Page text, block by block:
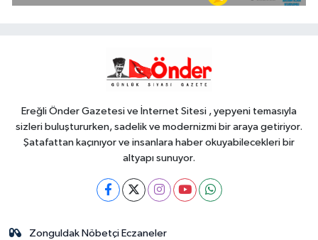
17:06
Türkiye'nin İç Denetim Direktörü
Ereğli Önder Gazetesi ve İnternet Sitesi , yepyeni temasıyla
sizleri buluştururken, sadelik ve modernizmi bir araya getiriyor.
Şatafattan kaçınıyor ve insanlara haber okuyabilecekleri bir
altyapı sunuyor.
Zonguldak Nöbetçi Eczaneler